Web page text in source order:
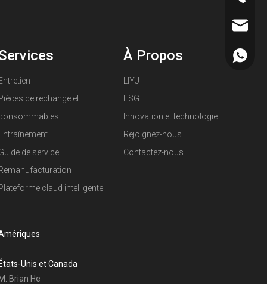
Europe
de rechange et
de service
claud intelligente
À Propos
LIYU
ESG
Innovation et technologie
Rejoignez-nous
Contactez-nous
États-Unis et Canada
M. Brian He